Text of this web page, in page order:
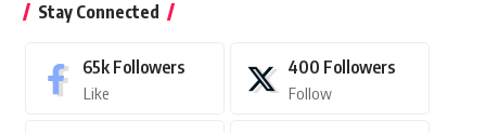
Stay Connected
65k Followers
Like
400 Followers
Follow